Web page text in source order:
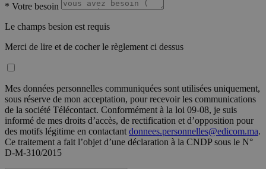
* Votre besoin
Le champs besion est requis
Merci de lire et de cocher le règlement ci dessus
Mes données personnelles communiquées sont utilisées uniquement,
sous réserve de mon acceptation, pour recevoir les communications
de la société Télécontact. Conformément à la loi 09-08, je suis
informé de mes droits d’accès, de rectification et d’opposition pour
des motifs légitime en contactant donnees.personnelles@edicom.ma.
Ce traitement a fait l’objet d’une déclaration à la CNDP sous le N°
D-M-310/2015